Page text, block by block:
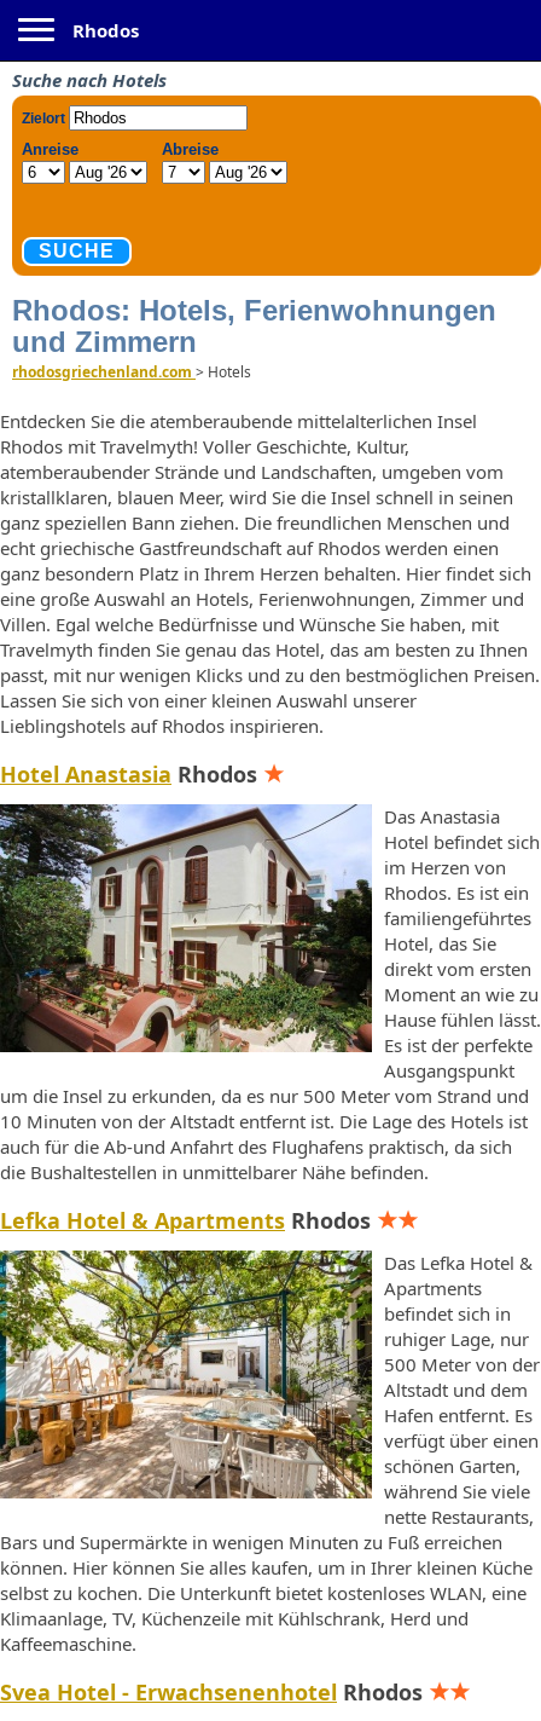
Rhodos
Suche nach Hotels
Rhodos: Hotels, Ferienwohnungen
und Zimmern
rhodosgriechenland.com > Hotels
Entdecken Sie die atemberaubende mittelalterlichen Insel
Rhodos mit Travelmyth! Voller Geschichte, Kultur,
atemberaubender Strände und Landschaften, umgeben vom
kristallklaren, blauen Meer, wird Sie die Insel schnell in seinen
ganz speziellen Bann ziehen. Die freundlichen Menschen und
echt griechische Gastfreundschaft auf Rhodos werden einen
ganz besondern Platz in Ihrem Herzen behalten. Hier findet sich
eine große Auswahl an Hotels, Ferienwohnungen, Zimmer und
Villen. Egal welche Bedürfnisse und Wünsche Sie haben, mit
Travelmyth finden Sie genau das Hotel, das am besten zu Ihnen
passt, mit nur wenigen Klicks und zu den bestmöglichen Preisen.
Lassen Sie sich von einer kleinen Auswahl unserer
Lieblingshotels auf Rhodos inspirieren.
Hotel Anastasia Rhodos
Das Anastasia
Hotel befindet sich
im Herzen von
Rhodos. Es ist ein
familiengeführtes
Hotel, das Sie
direkt vom ersten
Moment an wie zu
Hause fühlen lässt.
Es ist der perfekte
Ausgangspunkt
um die Insel zu erkunden, da es nur 500 Meter vom Strand und
10 Minuten von der Altstadt entfernt ist. Die Lage des Hotels ist
auch für die Ab-und Anfahrt des Flughafens praktisch, da sich
die Bushaltestellen in unmittelbarer Nähe befinden.
Lefka Hotel & Apartments Rhodos
Das Lefka Hotel &
Apartments
befindet sich in
ruhiger Lage, nur
500 Meter von der
Altstadt und dem
Hafen entfernt. Es
verfügt über einen
schönen Garten,
während Sie viele
nette Restaurants,
Bars und Supermärkte in wenigen Minuten zu Fuß erreichen
können. Hier können Sie alles kaufen, um in Ihrer kleinen Küche
selbst zu kochen. Die Unterkunft bietet kostenloses WLAN, eine
Klimaanlage, TV, Küchenzeile mit Kühlschrank, Herd und
Kaffeemaschine.
Svea Hotel - Erwachsenenhotel Rhodos